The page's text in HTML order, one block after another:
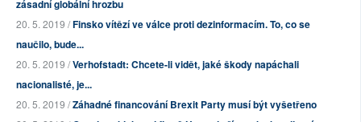
zásadní globální hrozbu
20. 5. 2019 /Finsko vítězí ve válce proti dezinformacím. To, co se
naučilo, bude...
20. 5. 2019 /Verhofstadt: Chcete-li vidět, jaké škody napáchali
nacionalisté, je...
20. 5. 2019 /Záhadné financování Brexit Party musí být vyšetřeno